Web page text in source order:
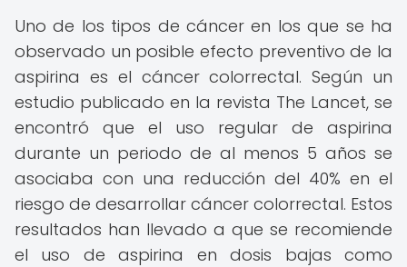
Uno de los tipos de cáncer en los que se ha
observado un posible efecto preventivo de la
aspirina es el cáncer colorrectal. Según un
estudio publicado en la revista The Lancet, se
encontró que el uso regular de aspirina
durante un periodo de al menos 5 años se
asociaba con una reducción del 40% en el
riesgo de desarrollar cáncer colorrectal. Estos
resultados han llevado a que se recomiende
el uso de aspirina en dosis bajas como